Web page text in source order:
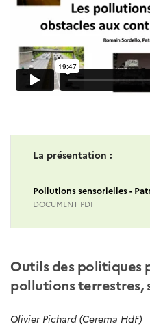
La présentation :
Pollutions sensorielles -
DOCUMENT PDF
Outils des politiques
pollutions terrestres,
Olivier Pichard (Cerema HdF)